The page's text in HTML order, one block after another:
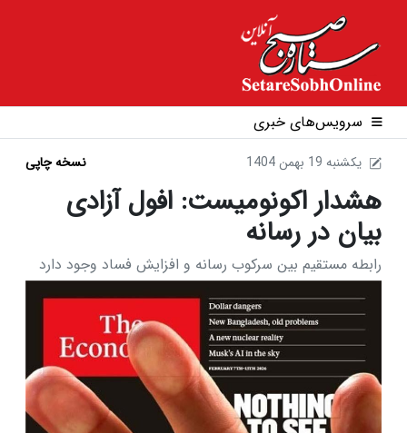
سرویس‌های خبری
1404 يکشنبه 19 بهمن نسخه چاپی
هشدار اکونومیست: افول آزادی
بیان در رسانه
رابطه مستقیم بین سرکوب رسانه‌ و افزایش فساد وجود دارد